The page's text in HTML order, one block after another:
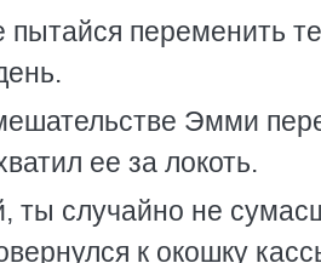
переменить
Эмми
ее за локоть.
случайно не
к окошку